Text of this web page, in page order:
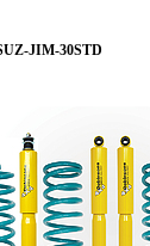
JIM-30STD